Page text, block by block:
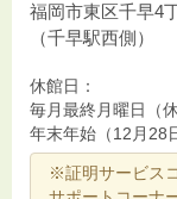
福岡市東区千早4
（千早駅西側）
休館日：
毎月最終月曜日（
年末年始（12月28
※証明サービス